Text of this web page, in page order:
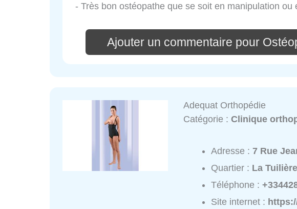
- Très bon ostéopathe que se soit en manipulation ou
Ajouter un commentaire pour
Adequat Orthopédie
Catégorie :Clinique
Adresse :7 Rue
Quartier : La Tuilière
Téléphone :
Site internet :